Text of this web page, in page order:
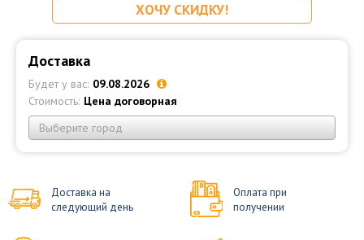
ХОЧУ СКИДКУ!
Доставка
Будет у вас: 09.08.2026
Стоимость: Цена договорная
Выберите город
Доставка на
следующий день
Оплата при
получении